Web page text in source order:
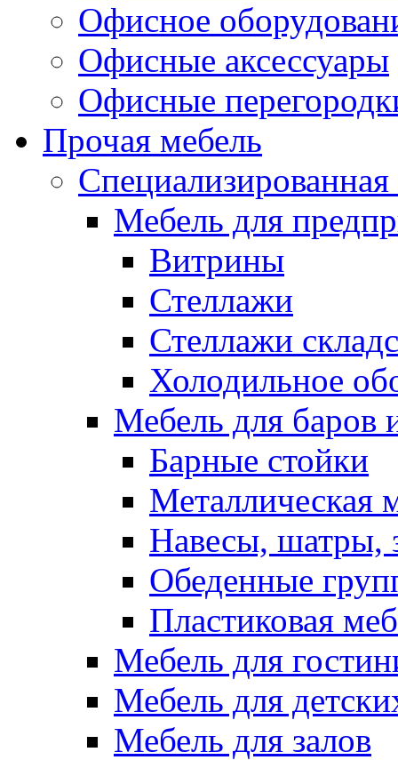
Офисное
Офисные аксессуары
Офисные
Прочая мебель
Специализированная
Мебель для
Витрины
Стеллажи
Стеллажи
Холодильное
Мебель для баров
Барные стойки
Металлическая
Навесы, шатры,
Обеденные
Пластиковая
Мебель для
Мебель для
Мебель для залов